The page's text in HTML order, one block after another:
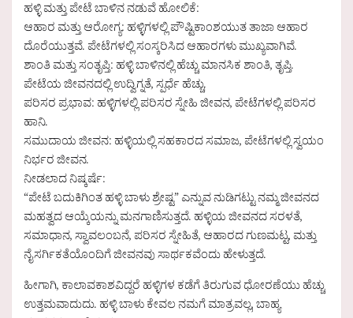
ಹಳ್ಳಿ ಮತ್ತು ಪೇಟೆ ಬಾಳಿನ ನಡುವೆ ಹೋಲಿಕೆ:
ಆಹಾರ ಮತ್ತು ಆರೋಗ್ಯ: ಹಳ್ಳಿಗಳಲ್ಲಿ ಪೌಷ್ಟಿಕಾಂಶಯುತ ತಾಜಾ ಆಹಾರ
ದೊರೆಯುತ್ತವೆ. ಪೇಟೆಗಳಲ್ಲಿ ಸಂಸ್ಕರಿಸಿದ ಆಹಾರಗಳು ಮುಖ್ಯವಾಗಿವೆ.
ಶಾಂತಿ ಮತ್ತು ಸಂತೃಪ್ತಿ: ಹಳ್ಳಿ ಬಾಳಿನಲ್ಲಿ ಹೆಚ್ಚು ಮಾನಸಿಕ ಶಾಂತಿ, ತೃಪ್ತಿ.
ಪೇಟೆಯ ಜೀವನದಲ್ಲಿ ಉದ್ವಿಗ್ನತೆ, ಸ್ಪರ್ಧೆ ಹೆಚ್ಚು.
ಪರಿಸರ ಪ್ರಭಾವ: ಹಳ್ಳಿಗಳಲ್ಲಿ ಪರಿಸರ ಸ್ನೇಹಿ ಜೀವನ, ಪೇಟೆಗಳಲ್ಲಿ ಪರಿಸರ
ಹಾನಿ.
ಸಮುದಾಯ ಜೀವನ: ಹಳ್ಳಿಯಲ್ಲಿ ಸಹಕಾರದ ಸಮಾಜ, ಪೇಟೆಗಳಲ್ಲಿ ಸ್ವಯಂ
ನಿರ್ಭರ ಜೀವನ.
ನೀಡಲಾದ ನಿಷ್ಕರ್ಷೆ:
“ಪೇಟೆ ಬದುಕಿಗಿಂತ ಹಳ್ಳಿ ಬಾಳು ಶ್ರೇಷ್ಟ” ಎನ್ನುವ ನುಡಿಗಟ್ಟು ನಮ್ಮ ಜೀವನದ
ಮಹತ್ವದ ಆಯ್ಕೆಯನ್ನು ಮನಗಾಣಿಸುತ್ತದೆ. ಹಳ್ಳಿಯ ಜೀವನದ ಸರಳತೆ,
ಸಮಾಧಾನ, ಸ್ವಾವಲಂಬನೆ, ಪರಿಸರ ಸ್ನೇಹಿತೆ, ಆಹಾರದ ಗುಣಮಟ್ಟ, ಮತ್ತು
ನೈಸರ್ಗಿಕತೆಯೊಂದಿಗೆ ಜೀವನವು ಸಾರ್ಥಕವೆಂದು ಹೇಳುತ್ತದೆ.
ಹೀಗಾಗಿ, ಕಾಲಾವಕಾಶವಿದ್ದರೆ ಹಳ್ಳಿಗಳ ಕಡೆಗೆ ತಿರುಗುವ ಧೋರಣೆಯು ಹೆಚ್ಚು
ಉತ್ತಮವಾದುದು. ಹಳ್ಳಿ ಬಾಳು ಕೇವಲ ನಮಗೆ ಮಾತ್ರವಲ್ಲ, ಬಾಹ್ಯ